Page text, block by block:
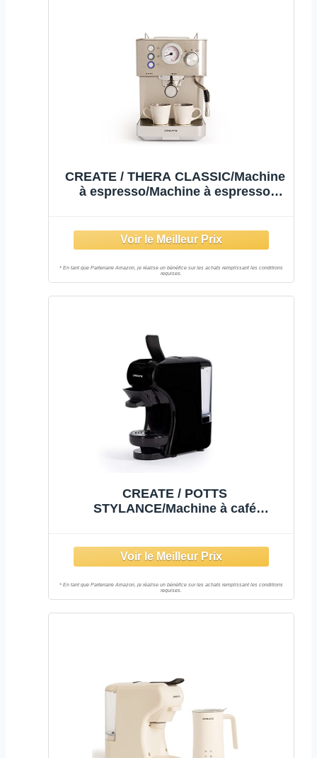
CREATE / THERA CLASSIC/Machine
à espresso/Machine à espresso
réservoir de 1,25 litre, 1100W
CREATE / POTTS
STYLANCE/Machine à café
et compacte, réservoir 600ml,
système Thermoblock, 1450 W